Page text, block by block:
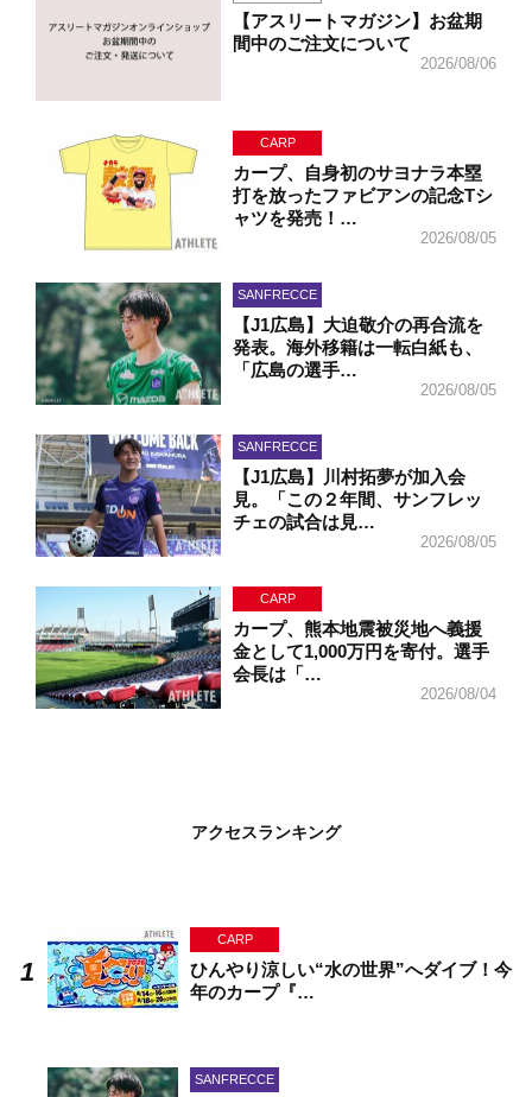
【アスリートマガジン】お盆期
間中のご注文について
2026/08/06
CARP
カープ、自身初のサヨナラ本塁
打を放ったファビアンの記念Tシ
ャツを発売！…
2026/08/05
SANFRECCE
【J1広島】大迫敬介の再合流を
発表。海外移籍は一転白紙も、
「広島の選手…
2026/08/05
SANFRECCE
【J1広島】川村拓夢が加入会
見。「この２年間、サンフレッ
チェの試合は見…
2026/08/05
CARP
カープ、熊本地震被災地へ義援
金として1,000万円を寄付。選手
会長は「…
2026/08/04
アクセスランキング
CARP
ひんやり涼しい“水の世界”へダイブ！今
年のカープ『…
SANFRECCE